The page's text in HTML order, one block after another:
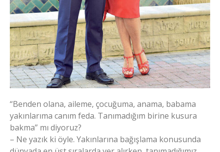
“Benden olana, aileme, çocuğuma, anama, babama
yakınlarıma canım feda. Tanımadığım birine kusura
bakma” mı diyoruz?
– Ne yazık ki öyle. Yakınlarına bağışlama konusunda